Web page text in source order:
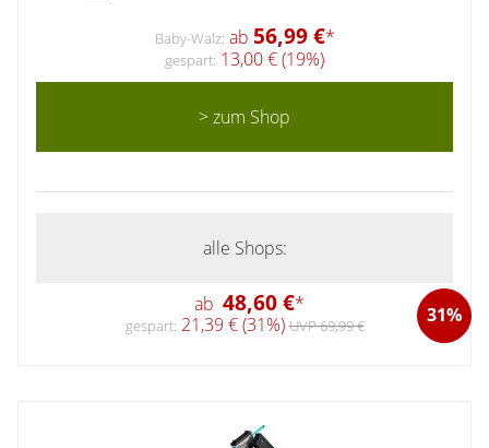
Baby-Walz: ab 56,99 €*
gespart: 13,00 € (19%)
> zum Shop
alle Shops:
ab 48,60 €* 31%
gespart: 21,39 € (31%)UVP 69,99 €